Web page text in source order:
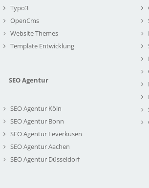
Typo3
OpenCms
Website Themes
Template Entwicklung
SEO Agentur
SEO Agentur Köln
SEO Agentur Bonn
SEO Agentur Leverkusen
SEO Agentur Aachen
SEO Agentur Düsseldorf